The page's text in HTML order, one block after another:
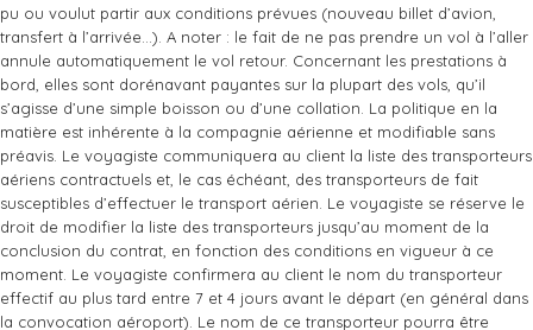
pu ou voulut partir aux conditions prévues (nouveau billet d’avion,
transfert à l’arrivée…). A noter : le fait de ne pas prendre un vol à l’aller
annule automatiquement le vol retour. Concernant les prestations à
bord, elles sont dorénavant payantes sur la plupart des vols, qu’il
s’agisse d’une simple boisson ou d’une collation. La politique en la
matière est inhérente à la compagnie aérienne et modifiable sans
préavis. Le voyagiste communiquera au client la liste des transporteurs
aériens contractuels et, le cas échéant, des transporteurs de fait
susceptibles d’effectuer le transport aérien. Le voyagiste se réserve le
droit de modifier la liste des transporteurs jusqu’au moment de la
conclusion du contrat, en fonction des conditions en vigueur à ce
moment. Le voyagiste confirmera au client le nom du transporteur
effectif au plus tard entre 7 et 4 jours avant le départ (en général dans
la convocation aéroport). Le nom de ce transporteur pourra être